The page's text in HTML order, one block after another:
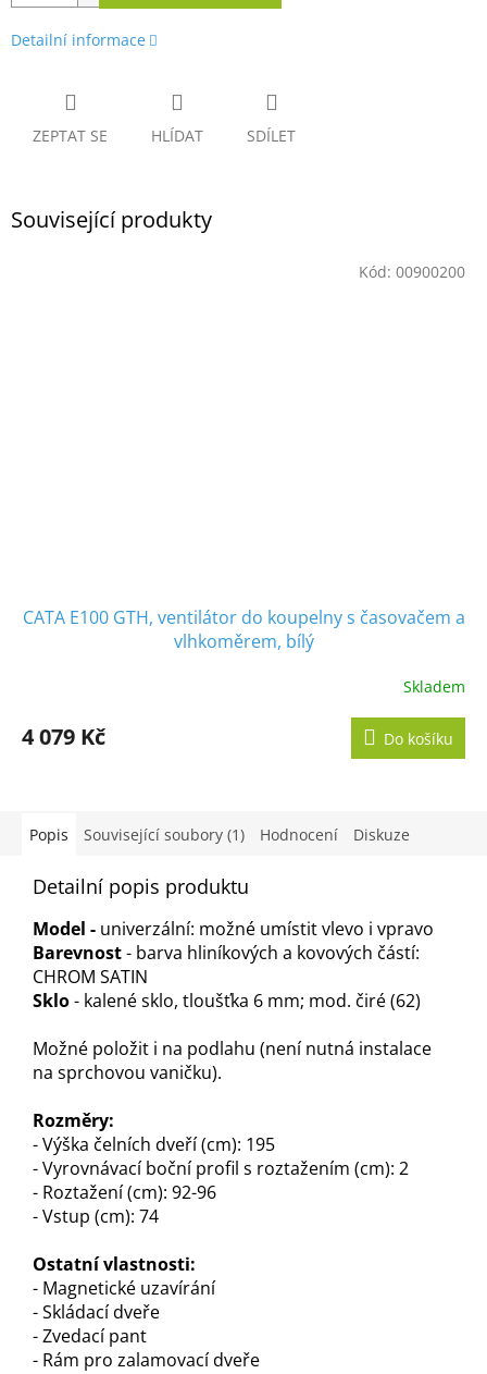
Detailní informace
ZEPTAT SE HLÍDAT SDÍLET
Související produkty
CATA E100 GTH, ventilátor do koupelny s časovačem a
vlhkoměrem, bílý
produktu
je
hvězdiček.
Skladem
4 079 Kč Do košíku
Kód: 00900200
Popis Související soubory (1) Hodnocení Diskuze
Detailní popis produktu
Model - univerzální: možné umístit vlevo i vpravo
Barevnost- barva hliníkových a kovových částí:
CHROM SATIN
Sklo- kalené sklo, tloušťka 6 mm; mod. čiré (62)
Možné položit i na podlahu (není nutná instalace
na sprchovou vaničku).
Rozměry:
- Výška čelních dveří (cm): 195
- Vyrovnávací boční profil s roztažením (cm): 2
- Roztažení (cm): 92-96
- Vstup (cm): 74
Ostatní vlastnosti:
- Magnetické uzavírání
- Skládací dveře
- Zvedací pant
- Rám pro zalamovací dveře